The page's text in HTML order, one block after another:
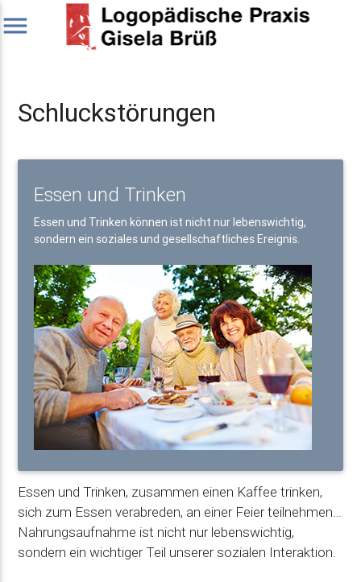
menu
Schluckstörungen
Essen und Trinken
Essen und Trinken können ist nicht nur lebenswichtig,
sondern ein soziales und gesellschaftliches Ereignis.
Essen und Trinken, zusammen einen Kaffee trinken,
sich zum Essen verabreden, an einer Feier teilnehmen…
Nahrungsaufnahme ist nicht nur lebenswichtig,
sondern ein wichtiger Teil unserer sozialen Interaktion.